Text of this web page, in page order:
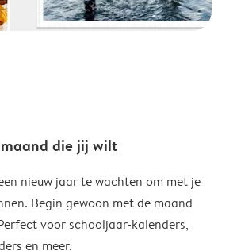
die jij wilt
nieuw jaar te wachten om met je
Begin gewoon met de maand
voor schooljaar-kalenders,
en meer.